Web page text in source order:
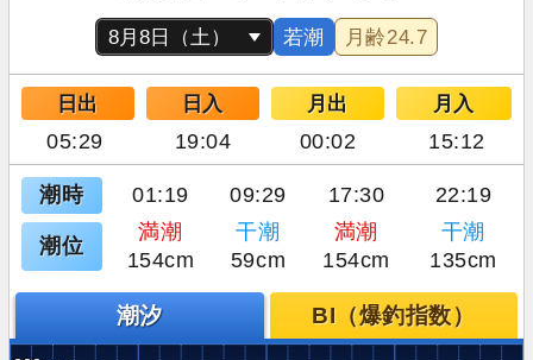
若潮 月齢24.7
日出 日入 月出 月入
05:29 19:04 00:02 15:12
潮時 01:19 09:29 17:30 22:19
潮位
満潮 干潮 満潮
干潮
154cm
59cm 154cm 135cm
潮汐 BI（爆釣指数）